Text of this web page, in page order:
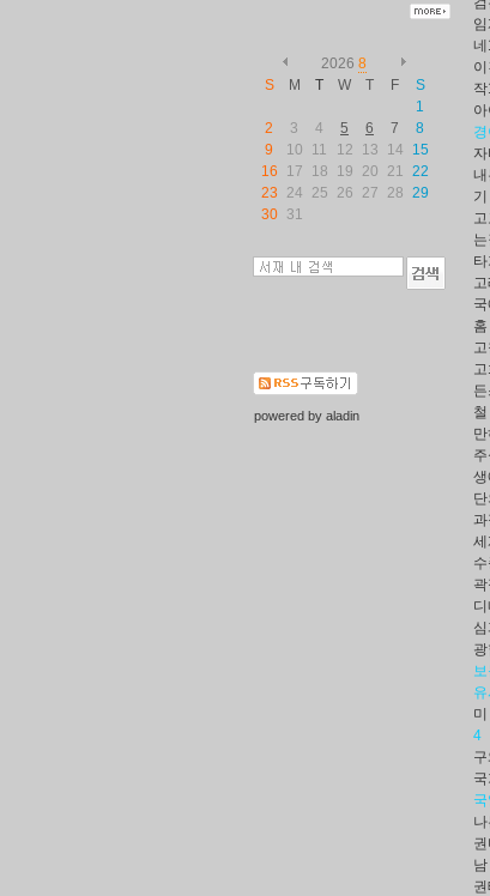
2026 8
S
M T W T F
S
1
2
3 4 5 6 7
8
9
10 11 12 13 14
15
16
17 18 19 20 21 22
23
24 25 26 27 28 29
30
31
powered by aladin
네
내
기
홈
철
과
세
미
4
권
남